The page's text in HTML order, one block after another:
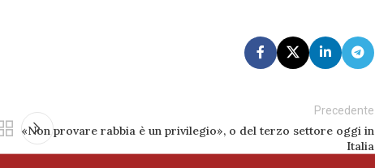
Precedente
«Non provare rabbia è un privilegio», o del terzo settore oggi in
Italia